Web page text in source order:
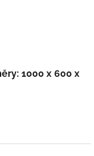
1000 x 600 x